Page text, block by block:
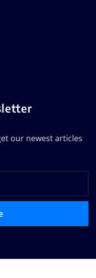
our newest articles